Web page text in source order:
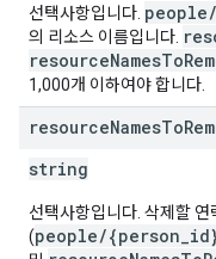
선택사항입니다.
의 리소스 이름입니다.
1,000개 이하여야 합니다.
resourceNamesTo
string
선택사항입니다. 삭제할
(people/